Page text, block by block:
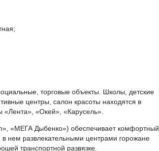
торговые объекты. Школы, детские
центры, салон красоты находятся в
«Лента», «Окей», «Карусель».
«МЕГА Дыбенко») обеспечивает комфортный
нем развлекательными центрами горожане
транспортной развязке.